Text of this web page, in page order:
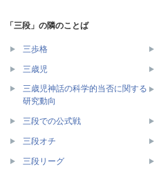
「三段」の隣のことば
三歩格
三歳児
三歳児神話の科学的当否に関する
研究動向
三段での公式戦
三段オチ
三段リーグ